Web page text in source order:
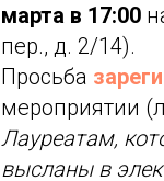
марта в 17:00
пер., д. 2/14).
Просьба
мероприятии
Лауреатам,
высланы в